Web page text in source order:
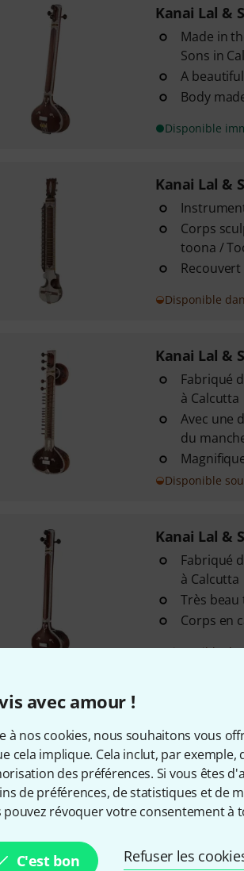
avec amour !
à nos cookies, nous souhaitons vous
cela implique. Cela inclut, par
des préférences. Si vous êtes
de préférences, de statistiques et de
pouvez révoquer votre consentement à
C'est bon Refuser les
Kanai Lal &
Made in
Sons in
A
Body
Disponible
Kanai Lal &
Corps
toona /
Disponible
Kanai Lal &
Fabriqué
à Calcutta
Avec une
du
Disponible
Kanai Lal &
Fabriqué
à Calcutta
Très
Corps en
Disponible
Fabriqué
à Calcutta
7 cordes